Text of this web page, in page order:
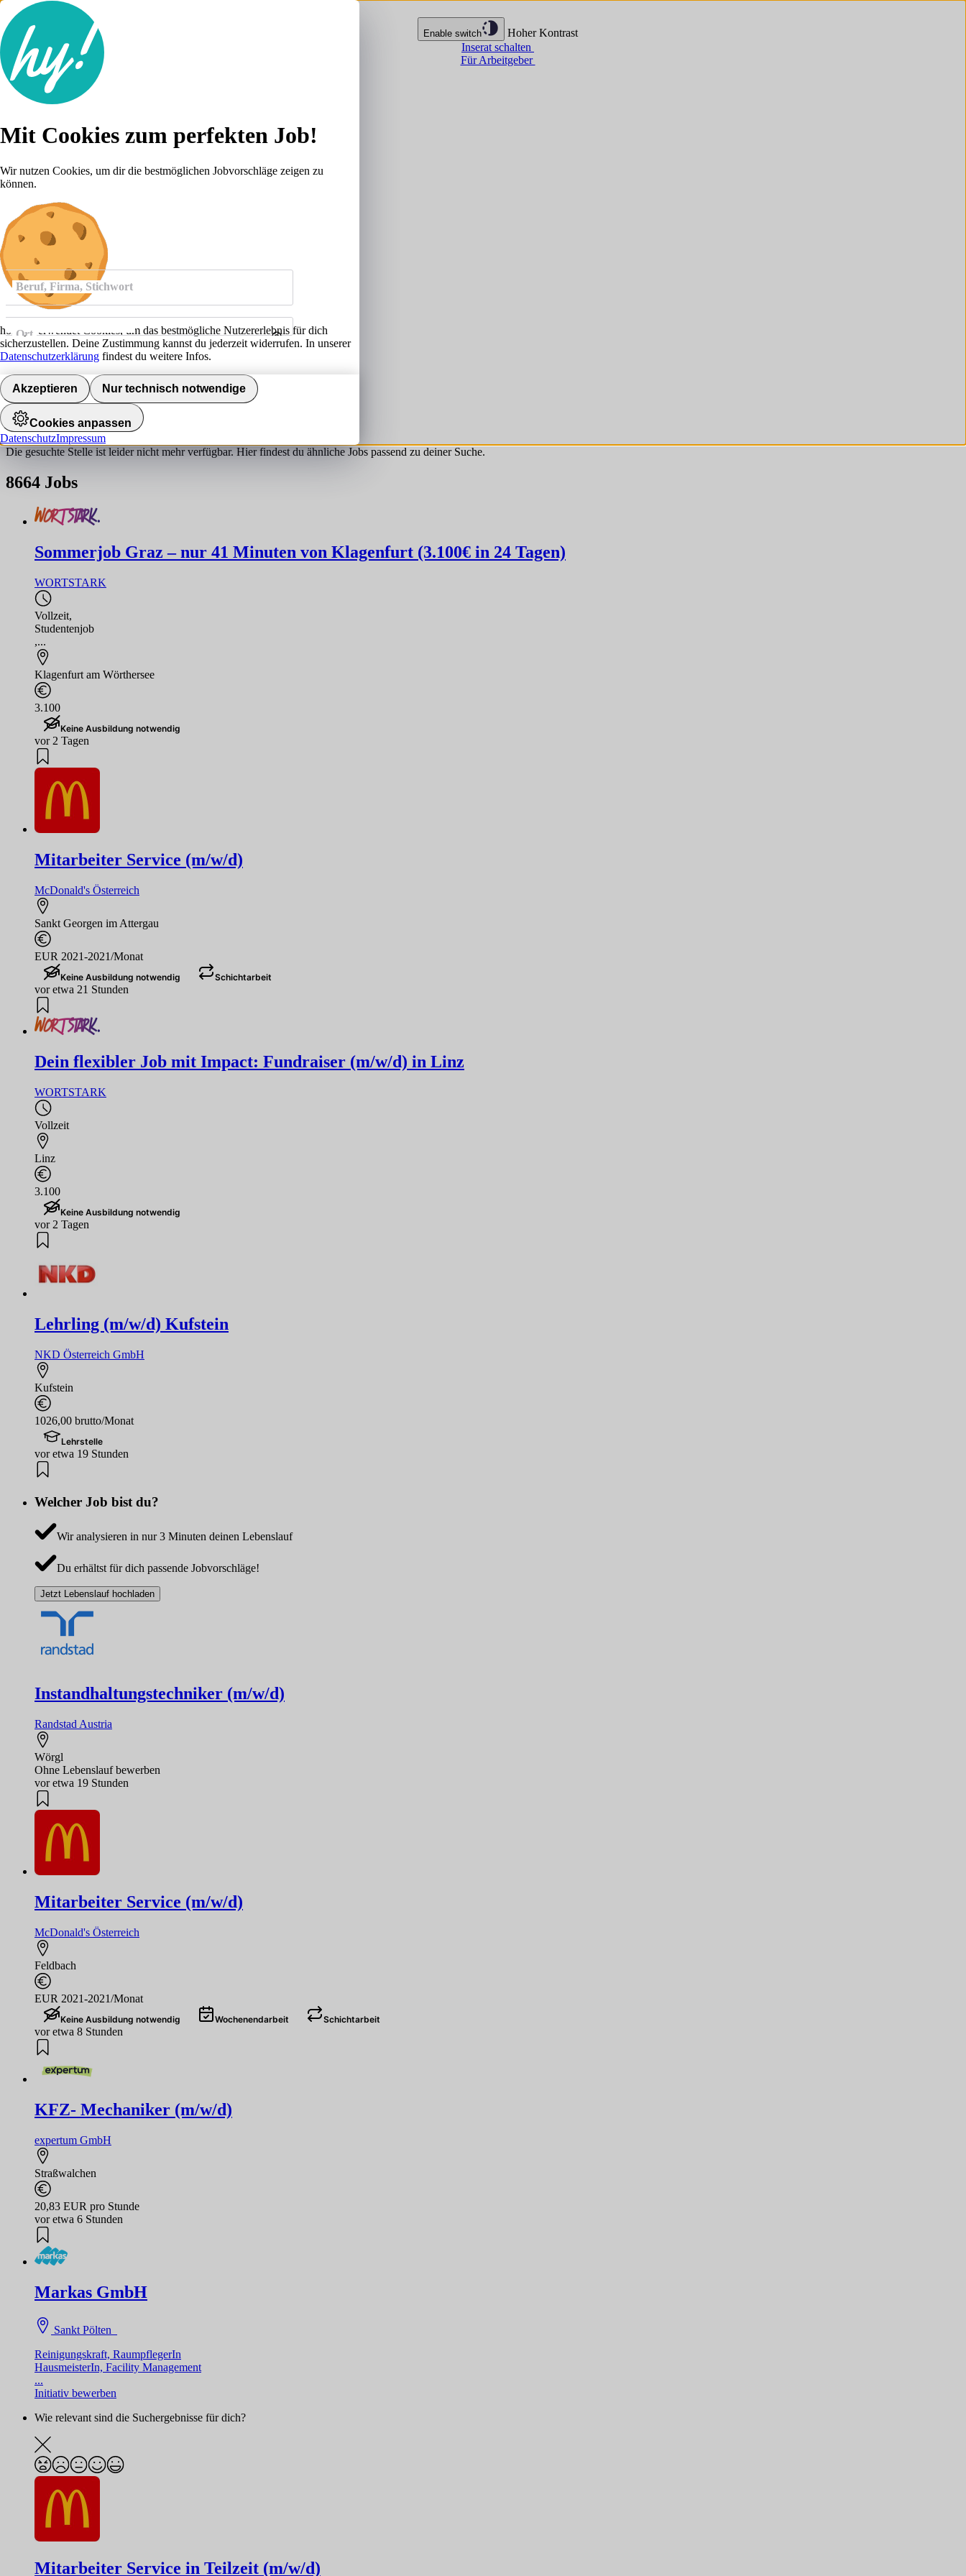
Enable switch
Hoher Kontrast
Inserat schalten
Für Arbeitgeber
Lebenslauf
Karriere-Tipps
Anmelden
Beruf, Firma, Stichwort
Ort
Umkreis
Jobs finden
Job nicht gefunden!
Die gesuchte Stelle ist leider nicht mehr verfügbar. Hier findest du ähnliche Jobs passend zu deiner Suche.
8664 Jobs
Sommerjob Graz – nur 41 Minuten von Klagenfurt (3.100€ in 24 Tagen)
WORTSTARK
Vollzeit,
Studentenjob
,...
Klagenfurt am Wörthersee
3.100
Keine Ausbildung notwendig
vor 2 Tagen
Mitarbeiter Service (m/w/d)
McDonald's Österreich
Sankt Georgen im Attergau
EUR 2021-2021/Monat
Keine Ausbildung notwendig Schichtarbeit
vor etwa 21 Stunden
Dein flexibler Job mit Impact: Fundraiser (m/w/d) in Linz
WORTSTARK
Vollzeit
Linz
3.100
Keine Ausbildung notwendig
vor 2 Tagen
Lehrling (m/w/d) Kufstein
NKD Österreich GmbH
Kufstein
1026,00 brutto/Monat
Lehrstelle
vor etwa 19 Stunden
Welcher Job bist du?
Wir analysieren in nur 3 Minuten deinen Lebenslauf
Du erhältst für dich passende Jobvorschläge!
Jetzt Lebenslauf hochladen
Instandhaltungstechniker (m/w/d)
Randstad Austria
Wörgl
Ohne Lebenslauf bewerben
vor etwa 19 Stunden
Mitarbeiter Service (m/w/d)
McDonald's Österreich
Feldbach
EUR 2021-2021/Monat
Keine Ausbildung notwendig Wochenendarbeit Schichtarbeit
vor etwa 8 Stunden
KFZ- Mechaniker (m/w/d)
expertum GmbH
Straßwalchen
20,83 EUR pro Stunde
vor etwa 6 Stunden
Markas GmbH
Sankt Pölten
Reinigungskraft, RaumpflegerIn
HausmeisterIn, Facility Management
...
Initiativ bewerben
Wie relevant sind die Suchergebnisse für dich?
Mitarbeiter Service in Teilzeit (m/w/d)
Mit Cookies zum perfekten Job!
Wir nutzen Cookies, um dir die bestmöglichen Jobvorschläge zeigen zu
können.
hokify verwendet Cookies, um das bestmögliche Nutzererlebnis für dich
sicherzustellen. Deine Zustimmung kannst du jederzeit widerrufen. In unserer
Datenschutzerklärung findest du weitere Infos.
Akzeptieren Nur technisch notwendige
Cookies anpassen
DatenschutzImpressum